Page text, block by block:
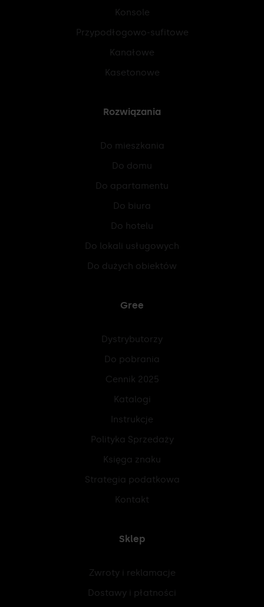
Konsole
Przypodłogowo-sufitowe
Kanałowe
Kasetonowe
Rozwiązania
Do mieszkania
Do domu
Do apartamentu
Do biura
Do hotelu
Do lokali usługowych
Do dużych obiektów
Gree
Dystrybutorzy
Do pobrania
Cennik 2025
Katalogi
Instrukcje
Polityka Sprzedaży
Księga znaku
Strategia podatkowa
Kontakt
Sklep
Zwroty i reklamacje
Dostawy i płatności